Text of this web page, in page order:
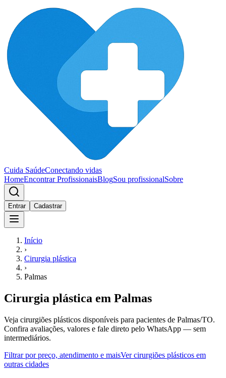
Cuida SaúdeConectando vidas
HomeEncontrar ProfissionaisBlogSou profissionalSobre
Entrar Cadastrar
Início
›
Cirurgia plástica
›
Palmas
Cirurgia plástica em Palmas
Veja cirurgiões plásticos disponíveis para pacientes de Palmas/TO.
Confira avaliações, valores e fale direto pelo WhatsApp — sem
intermediários.
Filtrar por preço, atendimento e maisVercirurgiões plásticos em
outras cidades